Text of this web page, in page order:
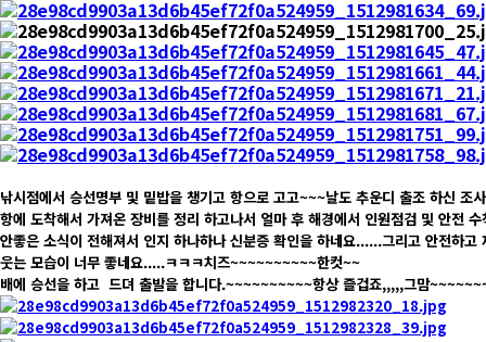
낚시점에서 승선명부 및 밑밥을 챙기고 항으로 고고~~~날도 추운디 출조 하신
항에 도착해서 가져온 장비를 정리 하고나서 얼마 후 해경에서 인원점검 및 안전
안좋은 소식이 전해져서 인지 하나하나 신분증 확인을 하네요......그리고 안전하
웃는 모습이 너무 좋네요.....ㅋㅋㅋ치즈~~~~~~~~~~한컷~~​
배에 승선을 하고 드뎌 출발을 합니다.~~~~~~~~~~항상 즐겁죠,,,,,그맘